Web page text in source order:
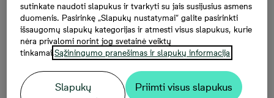
Kaip sutaupyti namų
buityje?
sutinkate naudoti slapukus ir tvarkyti su jais susijusius asmens
duomenis. Pasirinkę „Slapukų nustatymai“ galite pasirinkti
išsaugomų slapukų kategorijas ir atmesti visus slapukus, kurie
nėra privalomi norint jog svetainė veiktų
tinkamai.Sąžiningumo pranešimas ir slapukų informacija
Slapukų
Priimti visus slapukus